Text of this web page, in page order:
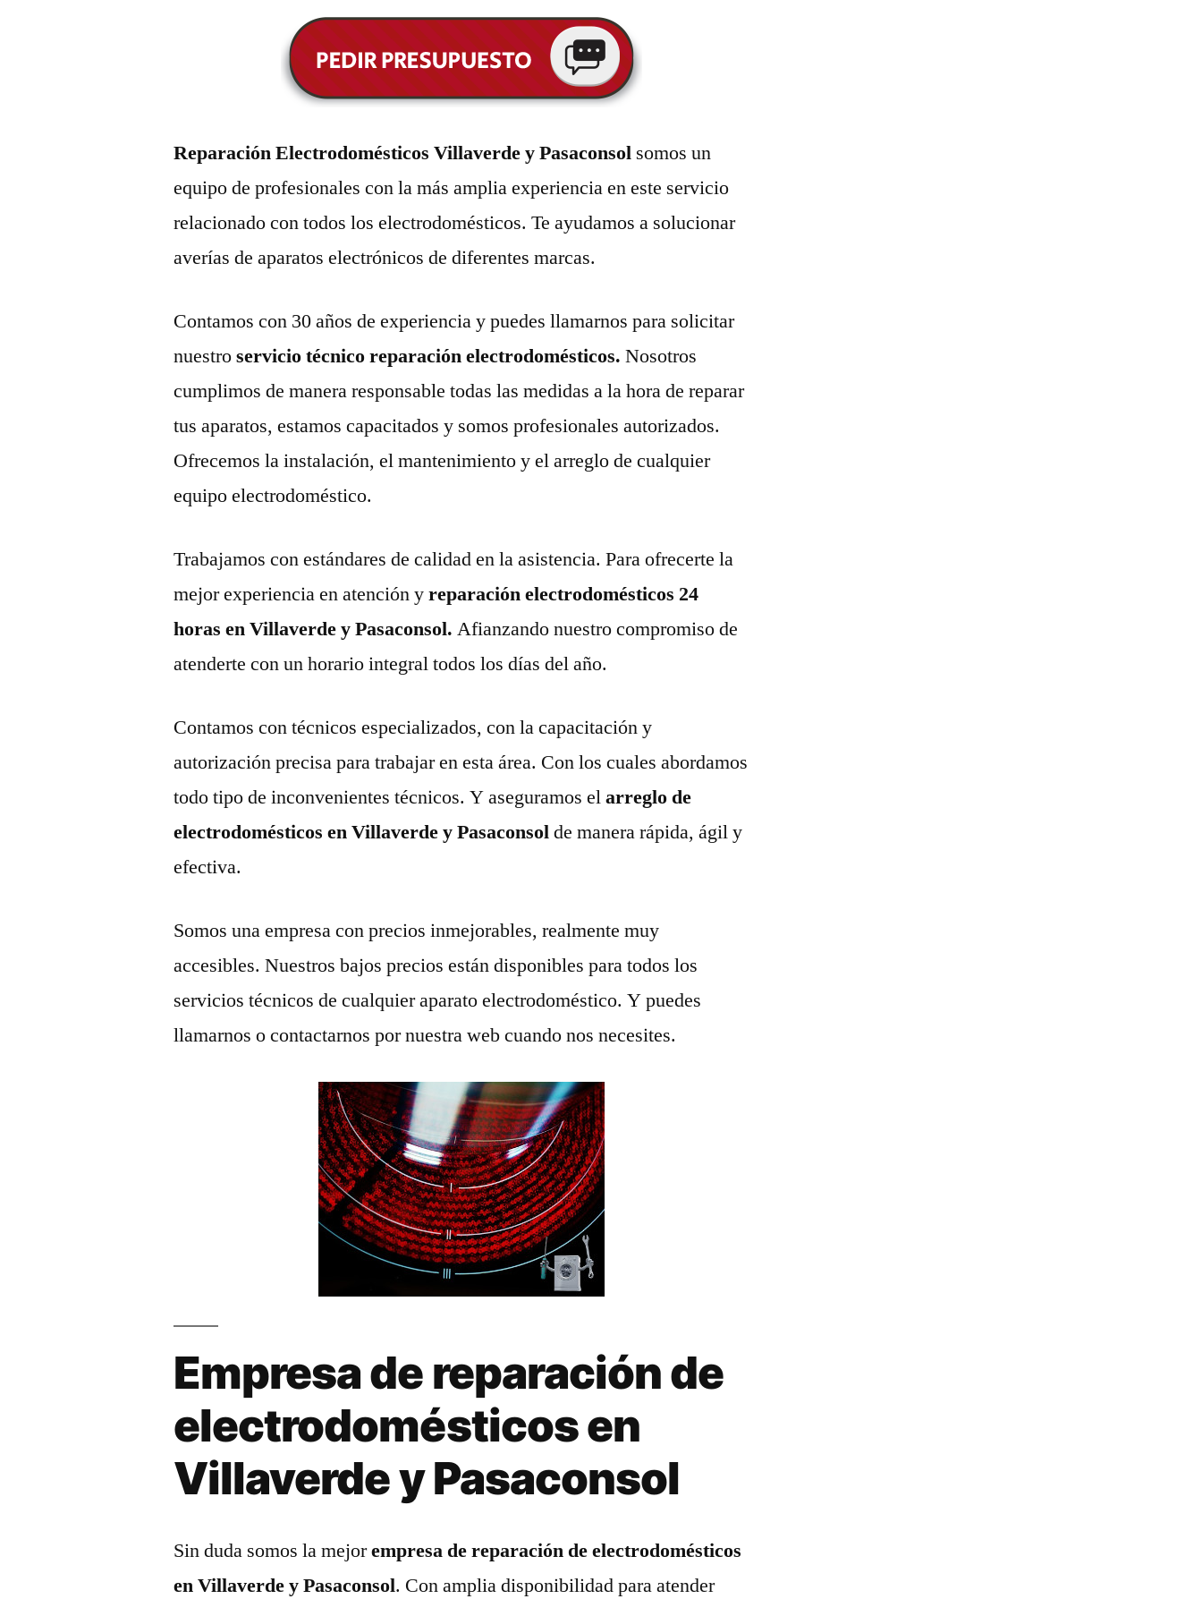
Reparación Electrodomésticos Villaverde y Pasaconsol somos un
equipo de profesionales con la más amplia experiencia en este servicio
relacionado con todos los electrodomésticos. Te ayudamos a solucionar
averías de aparatos electrónicos de diferentes marcas.
Contamos con 30 años de experiencia y puedes llamarnos para solicitar
nuestroservicio técnico reparación electrodomésticos.Nosotros
cumplimos de manera responsable todas las medidas a la hora de reparar
tus aparatos, estamos capacitados y somos profesionales autorizados.
Ofrecemos la instalación, el mantenimiento y el arreglo de cualquier
equipo electrodoméstico.
Trabajamos con estándares de calidad en la asistencia. Para ofrecerte la
mejor experiencia en atención yreparación electrodomésticos 24
horas en Villaverde y Pasaconsol.Afianzando nuestro compromiso de
atenderte con un horario integral todos los días del año.
Contamos con técnicos especializados, con la capacitación y
autorización precisa para trabajar en esta área. Con los cuales abordamos
todo tipo de inconvenientes técnicos. Y aseguramos elarreglo de
electrodomésticos en Villaverde y Pasaconsolde manera rápida, ágil y
efectiva.
Somos una empresa con precios inmejorables, realmente muy
accesibles. Nuestros bajos precios están disponibles para todos los
servicios técnicos de cualquier aparato electrodoméstico. Y puedes
llamarnos o contactarnos por nuestra web cuando nos necesites.
Empresa de reparación de
electrodomésticos en
Villaverde y Pasaconsol
Sin duda somos la mejorempresa de reparación de electrodomésticos
en Villaverde y Pasaconsol. Con amplia disponibilidad para atender